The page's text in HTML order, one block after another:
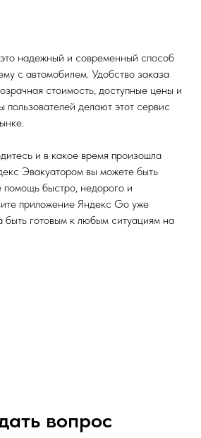
надежный и современный способ
с автомобилем. Удобство заказа
стоимость, доступные цены и
пользователей делают этот сервис
и в какое время произошла
Эвакуатором вы можете быть
помощь быстро, недорого и
приложение Яндекс Go уже
быть готовым к любым ситуациям на
вопрос